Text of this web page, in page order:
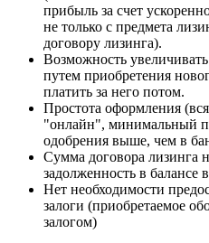
прибыль за счет
не только с предмета
договору лизинга).
Возможность
путем приобретения
платить за него потом.
Простота оформления
"онлайн", минимальный
одобрения выше, чем в
Сумма договора лизинга
задолженность в балансе
Нет необходимости
залоги (приобретаемое
залогом)